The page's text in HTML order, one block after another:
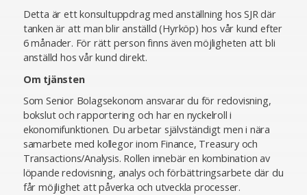
Detta är ett konsultuppdrag med anställning hos SJR där
tanken är att man blir anställd (Hyrköp) hos vår kund efter
6 månader. För rätt person finns även möjligheten att bli
anställd hos vår kund direkt.
Om tjänsten
Som Senior Bolagsekonom ansvarar du för redovisning,
bokslut och rapportering och har en nyckelroll i
ekonomifunktionen. Du arbetar självständigt men i nära
samarbete med kollegor inom Finance, Treasury och
Transactions/Analysis. Rollen innebär en kombination av
löpande redovisning, analys och förbättringsarbete där du
får möjlighet att påverka och utveckla processer.